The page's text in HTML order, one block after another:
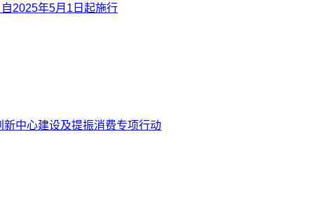
2025年5月1日起施行
中心建设及提振消费专项行动